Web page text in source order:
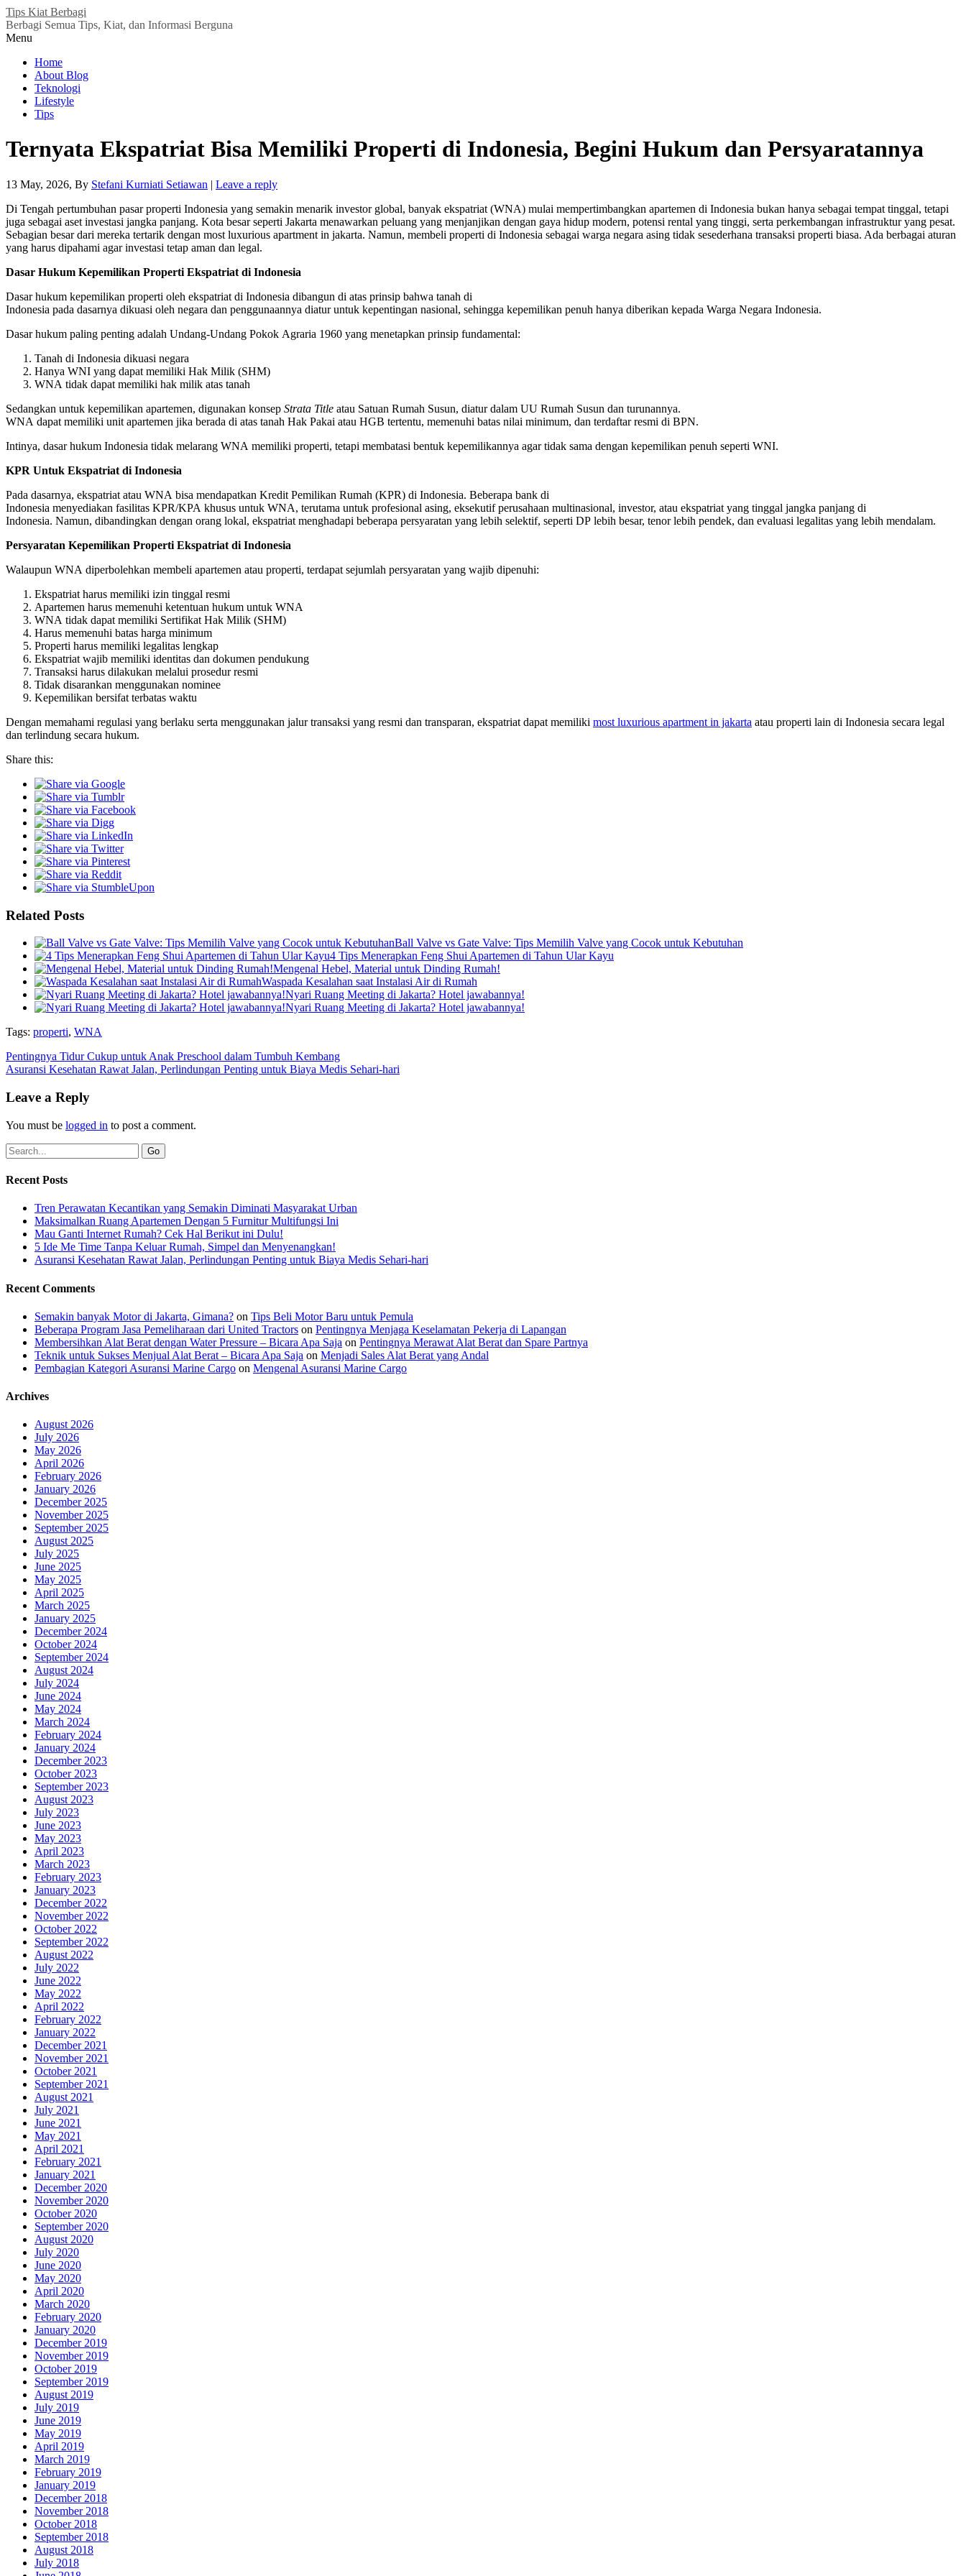
Tips Kiat Berbagi
Berbagi Semua Tips, Kiat, dan Informasi Berguna
Menu
Home
About Blog
Teknologi
Lifestyle
Tips
Ternyata Ekspatriat Bisa Memiliki Properti di Indonesia, Begini Hukum dan Persyaratannya
13 May, 2026, By Stefani Kurniati Setiawan | Leave a reply
Di Tengah pertumbuhan pasar properti Indonesia yang semakin menarik investor global, banyak ekspatriat (WNA) mulai mempertimbangkan apartemen di Indonesia bukan hanya sebagai tempat tinggal, tetapi
juga sebagai aset investasi jangka panjang. Kota besar seperti Jakarta menawarkan peluang yang menjanjikan dengan gaya hidup modern, potensi rental yang tinggi, serta perkembangan infrastruktur yang pesat.
Sebagian besar dari mereka tertarik dengan most luxurious apartment in jakarta. Namun, membeli properti di Indonesia sebagai warga negara asing tidak sesederhana transaksi properti biasa. Ada berbagai aturan
yang harus dipahami agar investasi tetap aman dan legal.
Dasar Hukum Kepemilikan Properti Ekspatriat di Indonesia
Dasar hukum kepemilikan properti oleh ekspatriat di Indonesia dibangun di atas prinsip bahwa tanah di
Indonesia pada dasarnya dikuasi oleh negara dan penggunaannya diatur untuk kepentingan nasional, sehingga kepemilikan penuh hanya diberikan kepada Warga Negara Indonesia.
Dasar hukum paling penting adalah Undang-Undang Pokok Agraria 1960 yang menetapkan prinsip fundamental:
Tanah di Indonesia dikuasi negara
Hanya WNI yang dapat memiliki Hak Milik (SHM)
WNA tidak dapat memiliki hak milik atas tanah
Sedangkan untuk kepemilikan apartemen, digunakan konsep Strata Title atau Satuan Rumah Susun, diatur dalam UU Rumah Susun dan turunannya.
WNA dapat memiliki unit apartemen jika berada di atas tanah Hak Pakai atau HGB tertentu, memenuhi batas nilai minimum, dan terdaftar resmi di BPN.
Intinya, dasar hukum Indonesia tidak melarang WNA memiliki properti, tetapi membatasi bentuk kepemilikannya agar tidak sama dengan kepemilikan penuh seperti WNI.
KPR Untuk Ekspatriat di Indonesia
Pada dasarnya, ekspatriat atau WNA bisa mendapatkan Kredit Pemilikan Rumah (KPR) di Indonesia. Beberapa bank di
Indonesia menyediakan fasilitas KPR/KPA khusus untuk WNA, terutama untuk profesional asing, eksekutif perusahaan multinasional, investor, atau ekspatriat yang tinggal jangka panjang di
Indonesia. Namun, dibandingkan dengan orang lokal, ekspatriat menghadapi beberapa persyaratan yang lebih selektif, seperti DP lebih besar, tenor lebih pendek, dan evaluasi legalitas yang lebih mendalam.
Persyaratan Kepemilikan Properti Ekspatriat di Indonesia
Walaupun WNA diperbolehkan membeli apartemen atau properti, terdapat sejumlah persyaratan yang wajib dipenuhi:
Ekspatriat harus memiliki izin tinggal resmi
Apartemen harus memenuhi ketentuan hukum untuk WNA
WNA tidak dapat memiliki Sertifikat Hak Milik (SHM)
Harus memenuhi batas harga minimum
Properti harus memiliki legalitas lengkap
Ekspatriat wajib memiliki identitas dan dokumen pendukung
Transaksi harus dilakukan melalui prosedur resmi
Tidak disarankan menggunakan nominee
Kepemilikan bersifat terbatas waktu
Dengan memahami regulasi yang berlaku serta menggunakan jalur transaksi yang resmi dan transparan, ekspatriat dapat memiliki most luxurious apartment in jakarta atau properti lain di Indonesia secara legal
dan terlindung secara hukum.
Share this:
Related Posts
Ball Valve vs Gate Valve: Tips Memilih Valve yang Cocok untuk Kebutuhan
4 Tips Menerapkan Feng Shui Apartemen di Tahun Ular Kayu
Mengenal Hebel, Material untuk Dinding Rumah!
Waspada Kesalahan saat Instalasi Air di Rumah
Nyari Ruang Meeting di Jakarta? Hotel jawabannya!
Nyari Ruang Meeting di Jakarta? Hotel jawabannya!
Tags: properti, WNA
Pentingnya Tidur Cukup untuk Anak Preschool dalam Tumbuh Kembang
Asuransi Kesehatan Rawat Jalan, Perlindungan Penting untuk Biaya Medis Sehari-hari
Leave a Reply
You must be logged in to post a comment.
Recent Posts
Tren Perawatan Kecantikan yang Semakin Diminati Masyarakat Urban
Maksimalkan Ruang Apartemen Dengan 5 Furnitur Multifungsi Ini
Mau Ganti Internet Rumah? Cek Hal Berikut ini Dulu!
5 Ide Me Time Tanpa Keluar Rumah, Simpel dan Menyenangkan!
Asuransi Kesehatan Rawat Jalan, Perlindungan Penting untuk Biaya Medis Sehari-hari
Recent Comments
Semakin banyak Motor di Jakarta, Gimana? on Tips Beli Motor Baru untuk Pemula
Beberapa Program Jasa Pemeliharaan dari United Tractors on Pentingnya Menjaga Keselamatan Pekerja di Lapangan
Membersihkan Alat Berat dengan Water Pressure – Bicara Apa Saja on Pentingnya Merawat Alat Berat dan Spare Partnya
Teknik untuk Sukses Menjual Alat Berat – Bicara Apa Saja on Menjadi Sales Alat Berat yang Andal
Pembagian Kategori Asuransi Marine Cargo on Mengenal Asuransi Marine Cargo
Archives
August 2026
July 2026
May 2026
April 2026
February 2026
January 2026
December 2025
November 2025
September 2025
August 2025
July 2025
June 2025
May 2025
April 2025
March 2025
January 2025
December 2024
October 2024
September 2024
August 2024
July 2024
June 2024
May 2024
March 2024
February 2024
January 2024
December 2023
October 2023
September 2023
August 2023
July 2023
June 2023
May 2023
April 2023
March 2023
February 2023
January 2023
December 2022
November 2022
October 2022
September 2022
August 2022
July 2022
June 2022
May 2022
April 2022
February 2022
January 2022
December 2021
November 2021
October 2021
September 2021
August 2021
July 2021
June 2021
May 2021
April 2021
February 2021
January 2021
December 2020
November 2020
October 2020
September 2020
August 2020
July 2020
June 2020
May 2020
April 2020
March 2020
February 2020
January 2020
December 2019
November 2019
October 2019
September 2019
August 2019
July 2019
June 2019
May 2019
April 2019
March 2019
February 2019
January 2019
December 2018
November 2018
October 2018
September 2018
August 2018
July 2018